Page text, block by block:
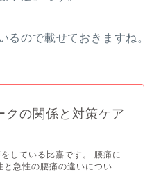
るので載せておきますね。
クの関係と対策ケア
している比嘉です。 腰痛に
急性の腰痛の違いについ